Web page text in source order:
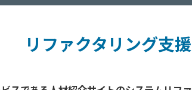
リファクタリング支援